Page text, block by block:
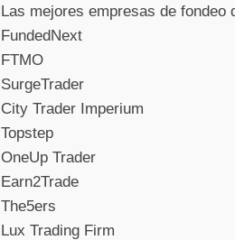
Las mejores empresas de fondeo
FundedNext
FTMO
SurgeTrader
City Trader Imperium
Topstep
OneUp Trader
Earn2Trade
The5ers
Lux Trading Firm